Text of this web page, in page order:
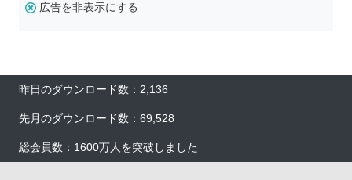
広告を非表示にする
昨日のダウンロード数：2,136
先月のダウンロード数：69,528
総会員数：1600万人を突破しました